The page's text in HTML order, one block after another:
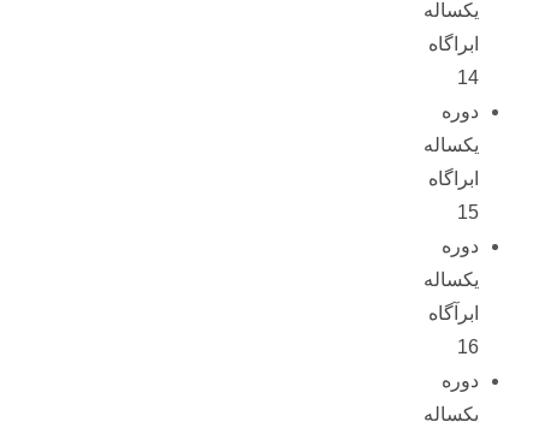
یکساله
ابراگاه
14
دوره
یکساله
ابراگاه
15
دوره
یکساله
ابرآگاه
16
دوره
یکساله